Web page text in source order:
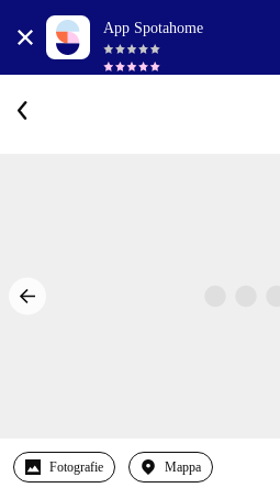
App Spotahome
Fotografie Mappa